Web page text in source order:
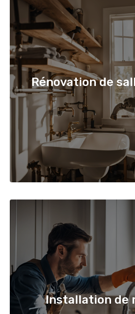
Rénovation de
Installation de